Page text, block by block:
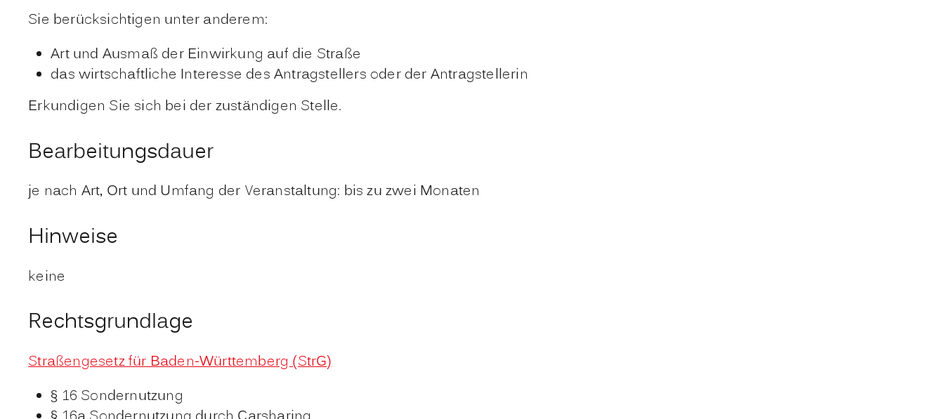
Sie berücksichtigen unter anderem:
Art und Ausmaß der Einwirkung auf die Straße
das wirtschaftliche Interesse des Antragstellers oder der Antragstellerin
Erkundigen Sie sich bei der zuständigen Stelle.
Bearbeitungsdauer
je nach Art, Ort und Umfang der Veranstaltung: bis zu zwei Monaten
Hinweise
keine
Rechtsgrundlage
Straßengesetz für Baden-Württemberg (StrG)
§ 16 Sondernutzung